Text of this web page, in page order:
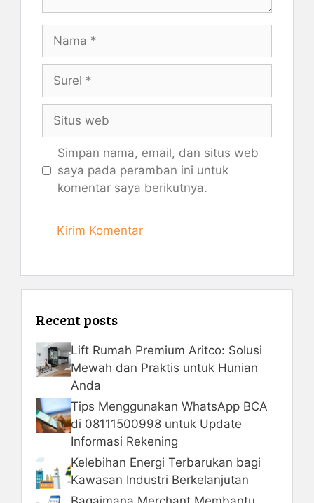
web
Simpan nama, email, dan situs web
saya pada peramban ini untuk
komentar saya berikutnya.
Recent posts
Lift Rumah Premium Aritco: Solusi
Mewah dan Praktis untuk Hunian
Anda
Tips Menggunakan WhatsApp BCA
di 08111500998 untuk Update
Informasi Rekening
Kelebihan Energi Terbarukan bagi
Kawasan Industri Berkelanjutan